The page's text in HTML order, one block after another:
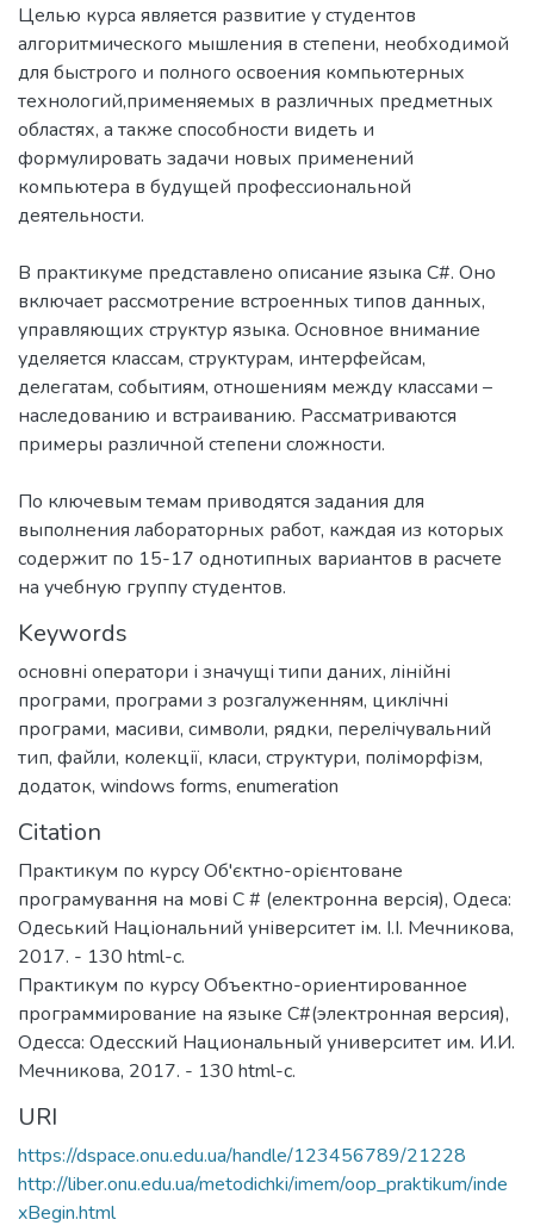
Целью курса является развитие у студентов
алгоритмического мышления в степени, необходимой
для быстрого и полного освоения компьютерных
технологий,применяемых в различных предметных
областях, а также способности видеть и
формулировать задачи новых применений
компьютера в будущей профессиональной
деятельности.
В практикуме представлено описание языка C#. Оно
включает рассмотрение встроенных типов данных,
управляющих структур языка. Основное внимание
уделяется классам, структурам, интерфейсам,
делегатам, событиям, отношениям между классами –
наследованию и встраиванию. Рассматриваются
примеры различной степени сложности.
По ключевым темам приводятся задания для
выполнения лабораторных работ, каждая из которых
содержит по 15-17 однотипных вариантов в расчете
на учебную группу студентов.
Keywords
основні оператори і значущі типи даних, лінійні
програми, програми з розгалуженням, циклічні
програми, масиви, символи, рядки, перелічувальний
тип, файли, колекції, класи, структури, поліморфізм,
додаток, windows forms, enumeration
Citation
Практикум по курсу Об'єктно-орієнтоване
програмування на мові C # (електронна версія), Одеса:
Одеський Національний університет ім. І.І. Мечникова,
2017. - 130 html-с.
Практикум по курсу Объектно-ориентированное
программирование на языке C#(электронная версия),
Одесса: Одесский Национальный университет им. И.И.
Мечникова, 2017. - 130 html-с.
URI
https://dspace.onu.edu.ua/handle/123456789/21228
http://liber.onu.edu.ua/metodichki/imem/oop_praktikum/inde
xBegin.html